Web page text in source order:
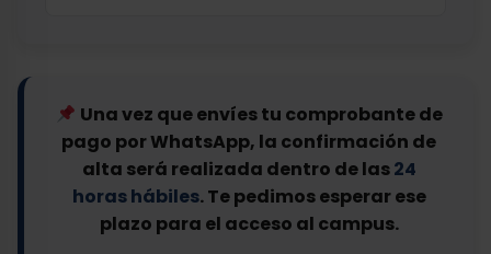
Una vez que envíes tu comprobante de
pago por WhatsApp, la confirmación de
alta será realizada dentro de las24
horas hábiles. Te pedimos esperar ese
plazo para el acceso al campus.